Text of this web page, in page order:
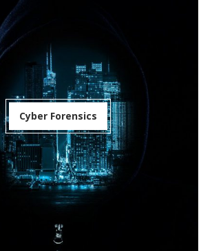
Cyber Forensics